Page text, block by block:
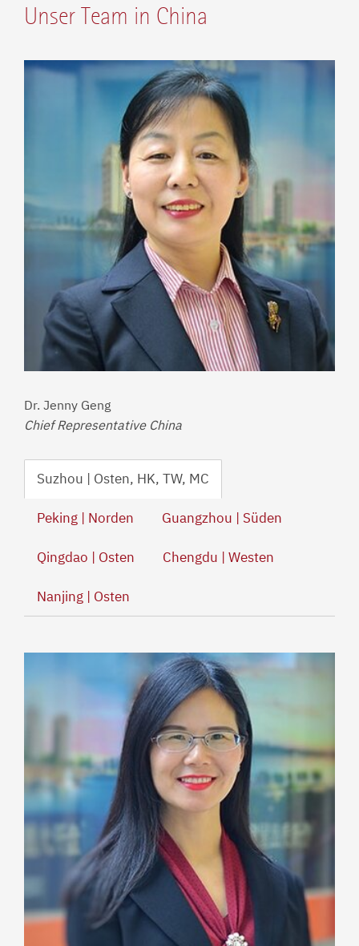
Unser Team in China
Dr. Jenny Geng
Chief Representative China
Suzhou | Osten, HK, TW, MC
Peking | Norden Guangzhou | Süden
Qingdao | Osten Chengdu | Westen
Nanjing | Osten